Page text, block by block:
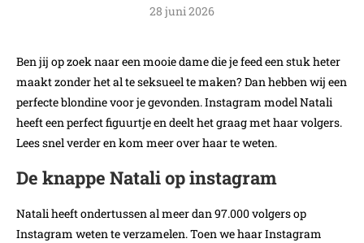
28 juni 2026
Ben jij op zoek naar een mooie dame die je feed een stuk heter
maakt zonder het al te seksueel te maken? Dan hebben wij een
perfecte blondine voor je gevonden. Instagram model Natali
heeft een perfect figuurtje en deelt het graag met haar volgers.
Lees snel verder en kom meer over haar te weten.
De knappe Natali op instagram
Natali heeft ondertussen al meer dan 97.000 volgers op
Instagram weten te verzamelen. Toen we haar Instagram